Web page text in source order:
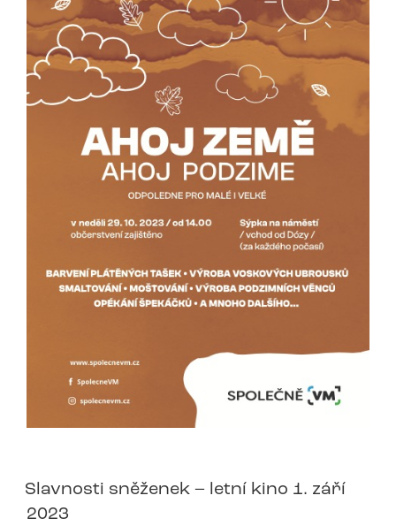
Slavnosti sněženek – letní kino 1. září
2023